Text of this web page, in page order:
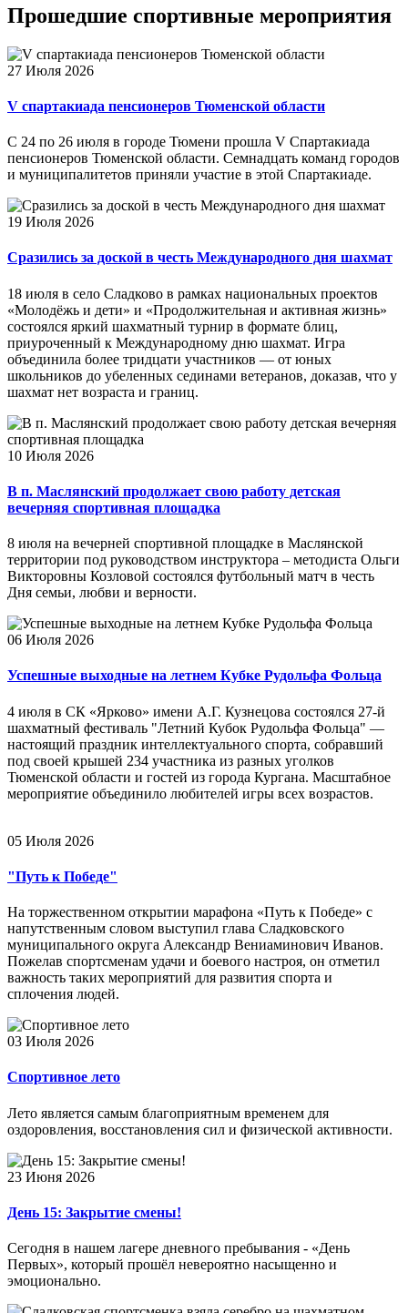
Прошедшие спортивные мероприятия
27 Июля 2026
V спартакиада пенсионеров Тюменской области
С 24 по 26 июля в городе Тюмени прошла V Спартакиада
пенсионеров Тюменской области. Семнадцать команд городов
и муниципалитетов приняли участие в этой Спартакиаде.
19 Июля 2026
Сразились за доской в честь Международного дня шахмат
18 июля в село Сладково в рамках национальных проектов
«Молодёжь и дети» и «Продолжительная и активная жизнь»
состоялся яркий шахматный турнир в формате блиц,
приуроченный к Международному дню шахмат. Игра
объединила более тридцати участников — от юных
школьников до убеленных сединами ветеранов, доказав, что у
шахмат нет возраста и границ.
10 Июля 2026
В п. Маслянский продолжает свою работу детская
вечерняя спортивная площадка
8 июля на вечерней спортивной площадке в Маслянской
территории под руководством инструктора – методиста Ольги
Викторовны Козловой состоялся футбольный матч в честь
Дня семьи, любви и верности.
06 Июля 2026
Успешные выходные на летнем Кубке Рудольфа Фольца
4 июля в СК «Ярково» имени А.Г. Кузнецова состоялся 27-й
шахматный фестиваль "Летний Кубок Рудольфа Фольца" —
настоящий праздник интеллектуального спорта, собравший
под своей крышей 234 участника из разных уголков
Тюменской области и гостей из города Кургана. Масштабное
мероприятие объединило любителей игры всех возрастов.
05 Июля 2026
"Путь к Победе"
На торжественном открытии марафона «Путь к Победе» с
напутственным словом выступил глава Сладковского
муниципального округа Александр Вениаминович Иванов.
Пожелав спортсменам удачи и боевого настроя, он отметил
важность таких мероприятий для развития спорта и
сплочения людей.
03 Июля 2026
Спортивное лето
Лето является самым благоприятным временем для
оздоровления, восстановления сил и физической активности.
23 Июня 2026
День 15: Закрытие смены!
Сегодня в нашем лагере дневного пребывания - «День
Первых», который прошёл невероятно насыщенно и
эмоционально.